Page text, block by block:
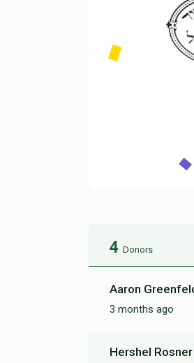
4 Donors
Aaron
3 months ago
Hershel Rosner